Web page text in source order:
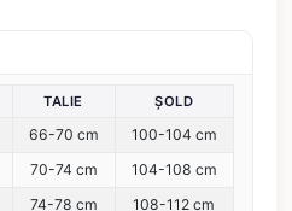
TALIE ȘOLD
66-70 cm
100-104 cm
70-74 cm
104-108 cm
74-78 cm 108-112 cm